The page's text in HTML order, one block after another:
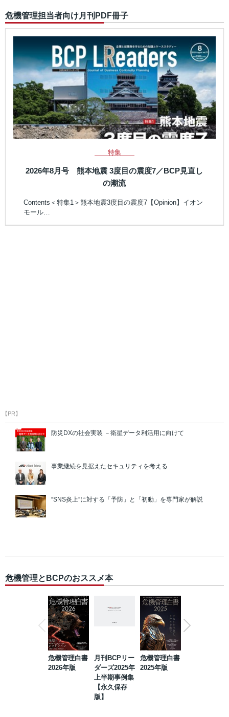
危機管理担当者向け月刊PDF冊子
特集
2026年8月号 熊本地震 3度目の震度7／BCP見直し
の潮流
Contents＜特集1＞熊本地震3度目の震度7【Opinion】イオン
モール…
【PR】
防災DXの社会実装 －衛星データ利活用に向けて
事業継続を見据えたセキュリティを考える
“SNS炎上”に対する「予防」と「初動」を専門家が解説
危機管理とBCPのおススメ本
危機管理白書
2026年版
月刊BCPリー
ダーズ2025年
上半期事例集
【永久保存
版】
危機管理白書
2025年版